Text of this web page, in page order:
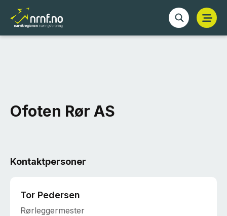
Ofoten Rør AS
Kontaktpersoner
Tor Pedersen
Rørleggermester